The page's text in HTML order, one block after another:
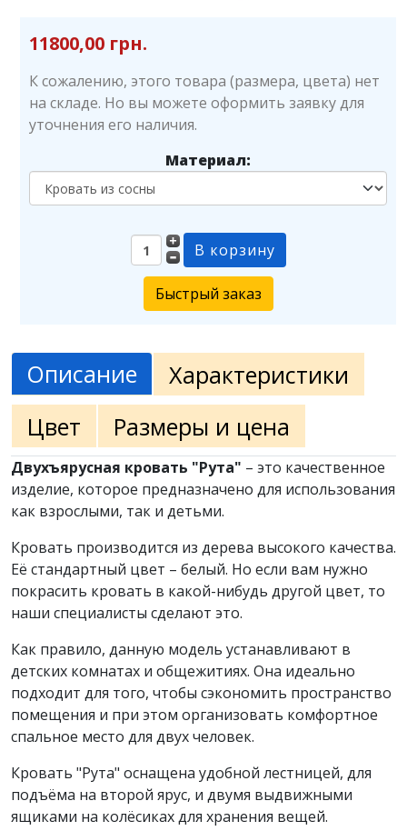
11800,00 грн.
К сожалению, этого товара (размера, цвета) нет
на складе. Но вы можете оформить заявку для
уточнения его наличия.
Материал:
Быстрый заказ
Описание
Характеристики
Цвет
Размеры и цена
Двухъярусная кровать "Рута" – это качественное
изделие, которое предназначено для использования
как взрослыми, так и детьми.
Кровать производится из дерева высокого качества.
Её стандартный цвет – белый. Но если вам нужно
покрасить кровать в какой-нибудь другой цвет, то
наши специалисты сделают это.
Как правило, данную модель устанавливают в
детских комнатах и общежитиях. Она идеально
подходит для того, чтобы сэкономить пространство
помещения и при этом организовать комфортное
спальное место для двух человек.
Кровать "Рута" оснащена удобной лестницей, для
подъёма на второй ярус, и двумя выдвижными
ящиками на колёсиках для хранения вещей.